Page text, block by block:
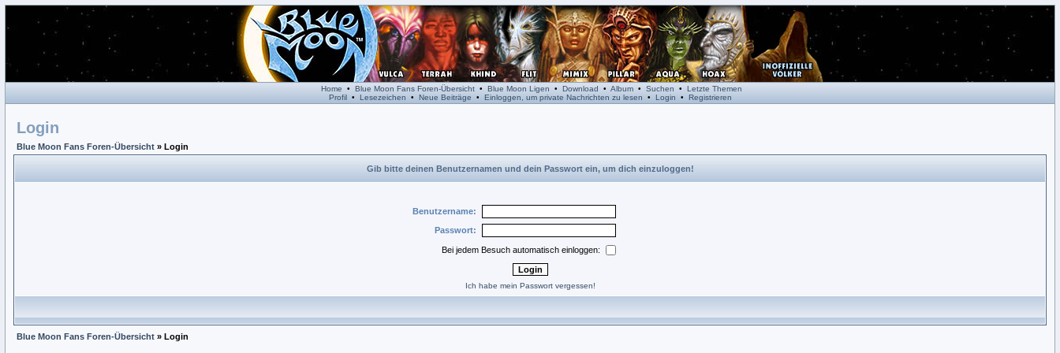
Home • Blue Moon Fans Foren-Übersicht• Blue Moon Ligen • Download • Album• Suchen • Letzte Themen
Profil• Lesezeichen • Neue Beiträge • Einloggen, um private Nachrichten zu lesen • Login • Registrieren
Login
Blue Moon Fans Foren-Übersicht » Login
Gib bitte deinen Benutzernamen und dein Passwort ein, um dich einzuloggen!
Benutzername:
Passwort:
Bei jedem Besuch automatisch einloggen:
Ich habe mein Passwort vergessen!
Blue Moon Fans Foren-Übersicht » Login